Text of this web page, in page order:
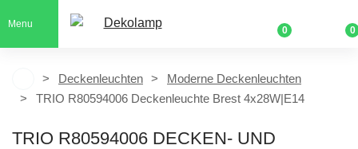
Menu
0 0
Deckenleuchten
Moderne Deckenleuchten
TRIO R80594006 Deckenleuchte Brest 4x28W|E14
TRIO R80594006 DECKEN- UND